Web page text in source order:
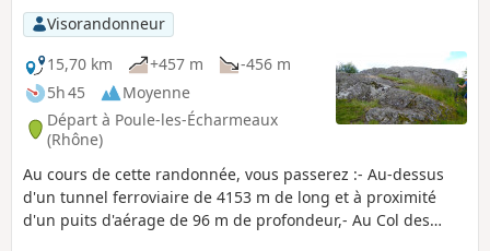
Visorandonneur
15,70 km
+457 m
-456 m
5h 45
Moyenne
Départ à Poule-les-Écharmeaux
(Rhône)
Au cours de cette randonnée, vous passerez :- Au-dessus
d'un tunnel ferroviaire de 4153 m de long et à proximité
d'un puits d'aérage de 96 m de profondeur,- Au Col des